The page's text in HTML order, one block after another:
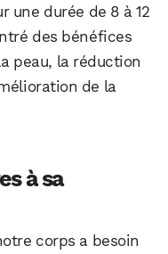
une durée de 8 à 12
des bénéfices
peau, la réduction
de la
à sa
corps a besoin